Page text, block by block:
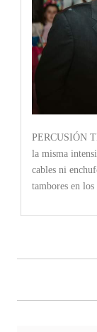
PERCUSIÓN
la misma
cables ni
tambores en